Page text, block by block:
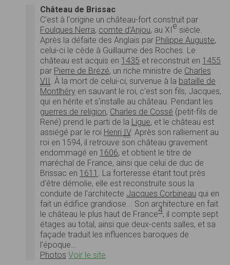
Château de Brissac
C'est à l'origine un château-fort construit par
Foulques Nerra, comte d'Anjou, au XI e siècle.
Après la défaite des Anglais par Philippe Auguste,
celui-ci le cède à Guillaume des Roches. Le
château est acquis en 1435 et reconstruit en 1455
par Pierre de Brézé, un riche ministre de Charles
VII . À la mort de celui-ci, survenue à la bataille de
Montlhéry en sauvant le roi, c'est son fils, Jacques,
qui en hérite et s'installe au château. Pendant les
guerres de religion, Charles de Cossé (petit-fils de
René) prend le parti de la Ligue, et le château est
assiégé par le roi Henri IV. Après son ralliement au
roi en 1594, il retrouve son château gravement
endommagé en 1606, et obtient le titre de
maréchal de France, ainsi que celui de duc de
Brissac en 1611 . La forteresse étant tout près
d'être démolie, elle est reconstruite sous la
conduite de l'architecte Jacques Corbineau qui en
fait un édifice grandiose... Son architecture en fait
le château le plus haut de France4, il compte sept
étages au total, ainsi que deux-cents salles, et sa
façade traduit les influences baroques de
l'époque…
Photos Voir le site